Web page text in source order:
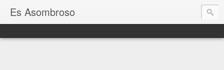
Es Asombroso